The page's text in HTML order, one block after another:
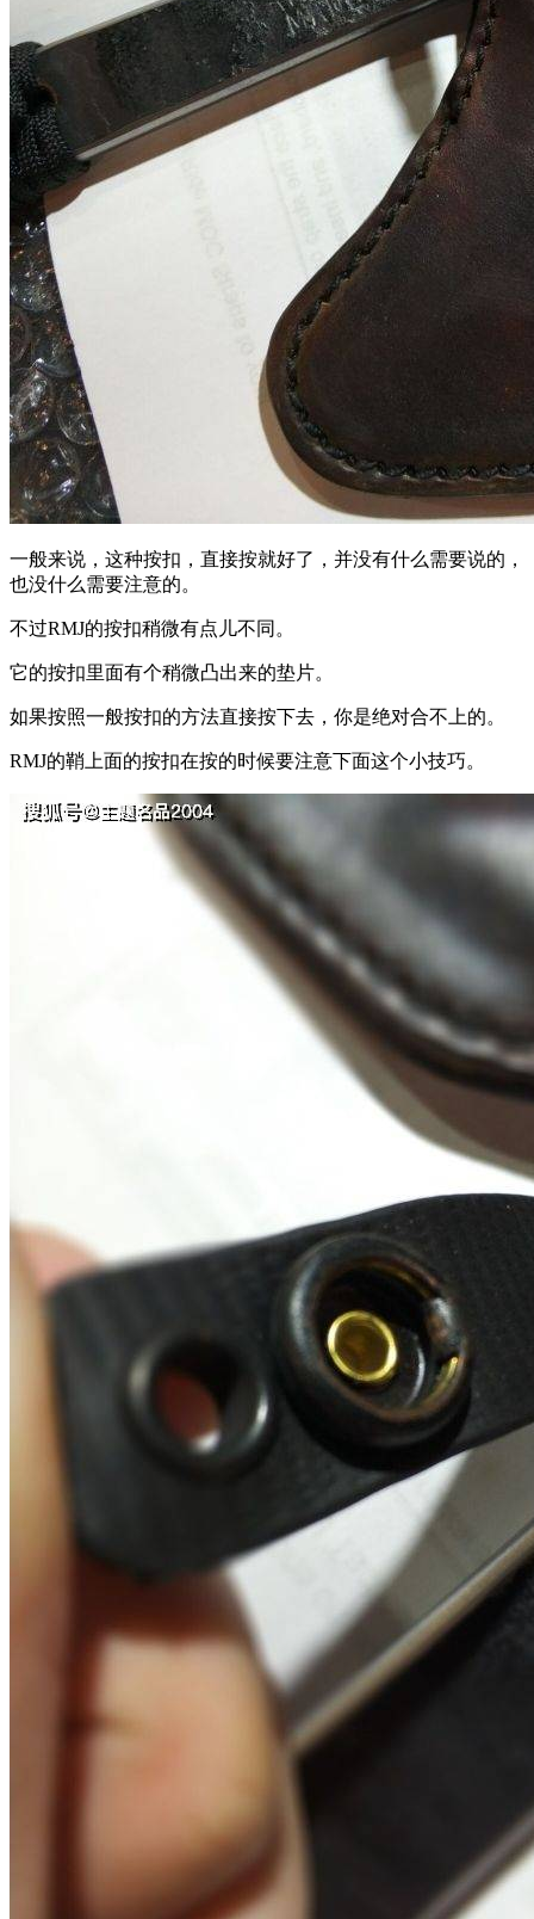
一般来说，这种按扣，直接按就好了，并没有什么需要说的，
也没什么需要注意的。
不过RMJ的按扣稍微有点儿不同。
它的按扣里面有个稍微凸出来的垫片。
如果按照一般按扣的方法直接按下去，你是绝对合不上的。
RMJ的鞘上面的按扣在按的时候要注意下面这个小技巧。